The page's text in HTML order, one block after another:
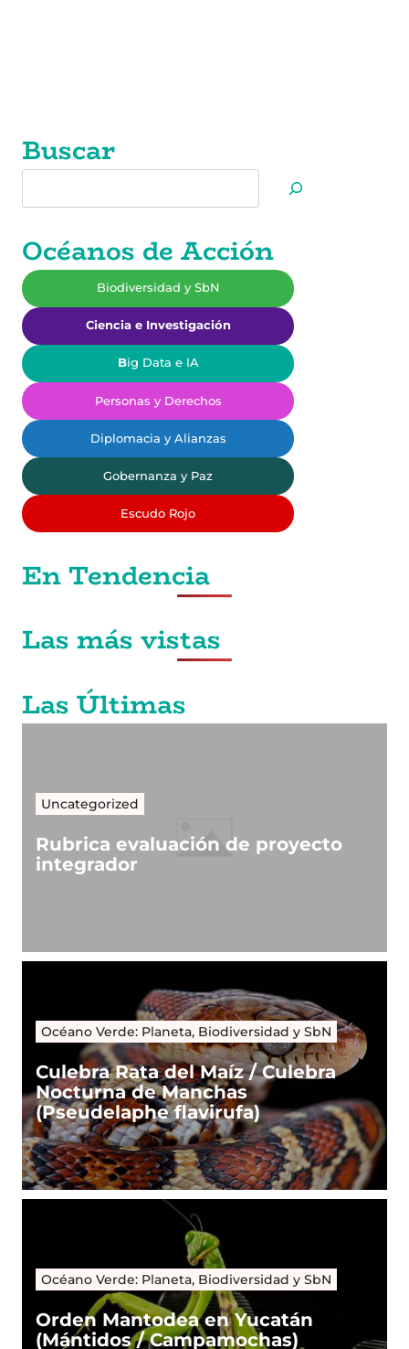
Buscar
Océanos de Acción
Biodiversidad y SbN
Ciencia e Investigación
Big Data e IA
Personas y Derechos
Diplomacia y Alianzas
Gobernanza y Paz
Escudo Rojo
En Tendencia
Las más vistas
Las Últimas
Uncategorized
Rubrica evaluación de proyecto
integrador
Océano Verde: Planeta, Biodiversidad y SbN
Culebra Rata del Maíz / Culebra
Nocturna de Manchas
(Pseudelaphe flavirufa)
Océano Verde: Planeta, Biodiversidad y SbN
Orden Mantodea en Yucatán
(Mántidos / Campamochas)